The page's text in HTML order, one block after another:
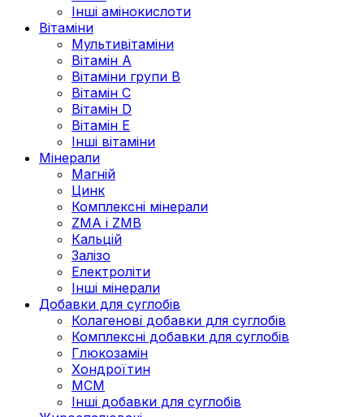
Інші амінокислоти
Вітаміни
Мультивітаміни
Вітамін А
Вітаміни групи В
Вітамін C
Вітамін D
Вітамін Е
Інші вітаміни
Мінерали
Магній
Цинк
Комплексні мінерали
ZMA і ZMB
Кальцій
Залізо
Електроліти
Інші мінерали
Добавки для суглобів
Колагенові добавки для суглобів
Комплексні добавки для суглобів
Глюкозамін
Хондроїтин
МСМ
Інші добавки для суглобів